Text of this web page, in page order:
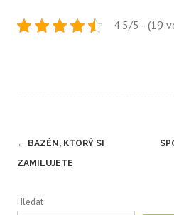
4.5/5 - (19
Post
navigation
← BAZÉN, KTORÝ SI
ZAMILUJETE
Hledat